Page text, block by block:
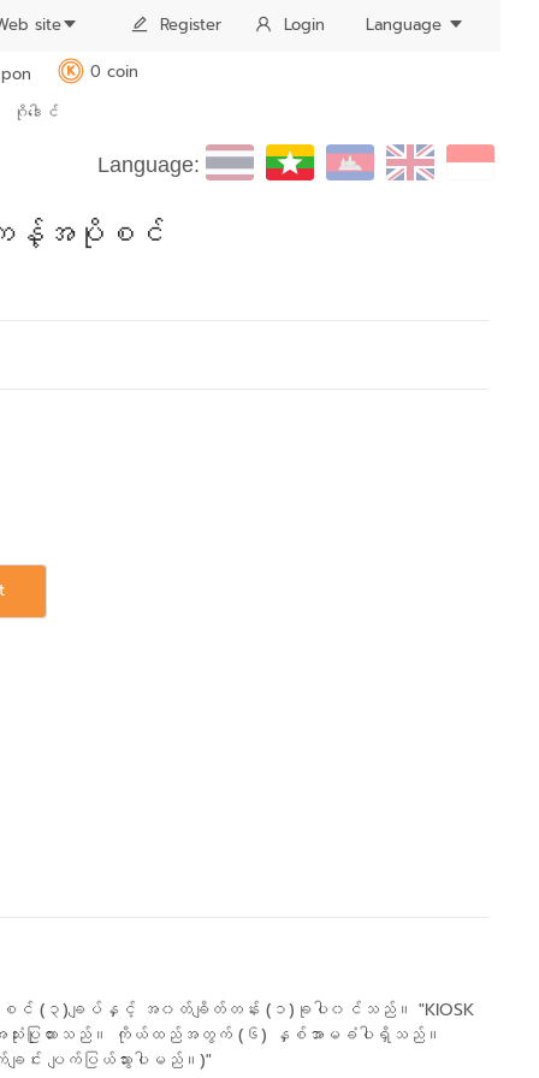
site Register Login Language
K
0 coin
ဂိုဒေါင်
Language:
ကန့်အပိုစင်
(၃)ချပ်နှင့် အ၀တ်ချိတ်တန်း (၁)ခုပါ၀င်သည်။ "KIOSK
သုံးပြုထားသည်။ ကိုယ်ထည်အတွက် (၆) နှစ်အာမခံပါရှိသည်။
း ပျက်ပြယ်သွားပါမည်။)"